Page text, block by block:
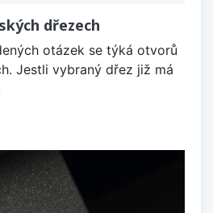
dřezech
otázek se týká otvorů
Jestli vybraný dřez již má